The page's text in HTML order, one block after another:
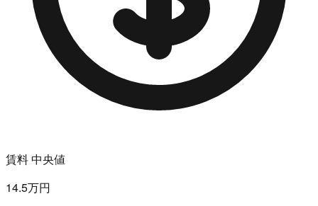
賃料 中央値
14.5万円